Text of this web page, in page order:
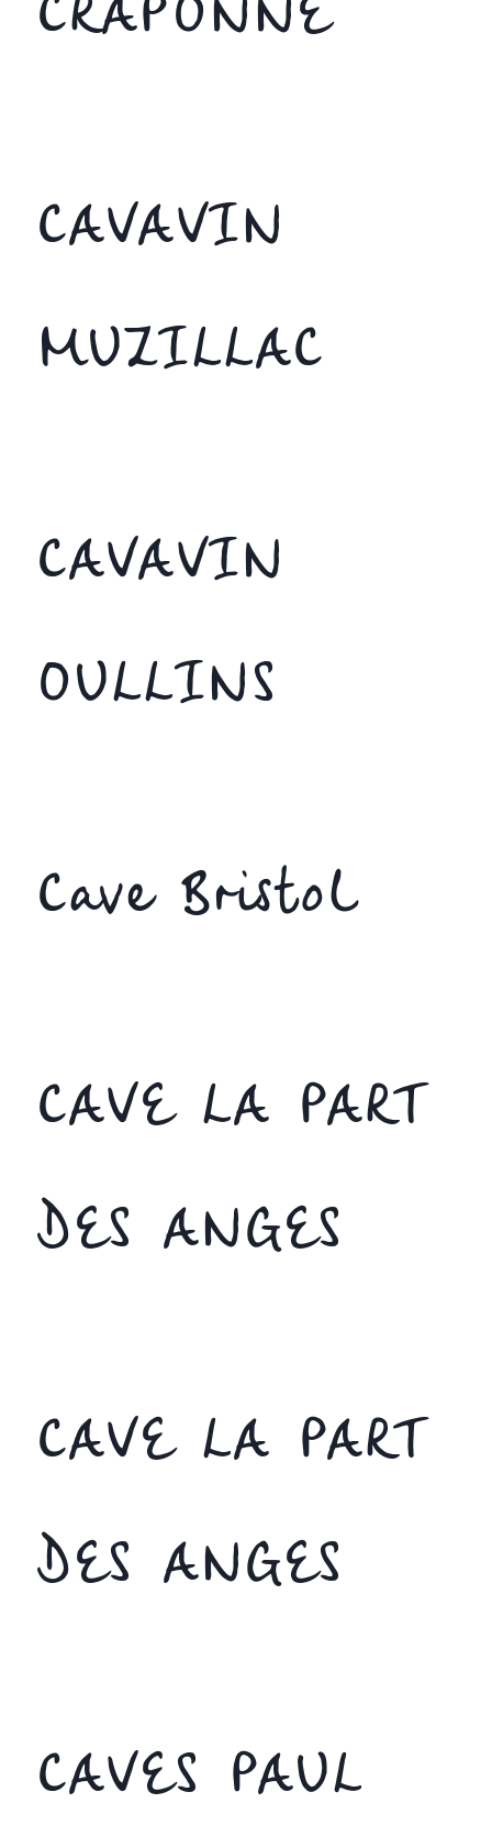
CAVAVIN
MUZILLAC
CAVAVIN
OULLINS
Cave Bristol
CAVE LA PART
DES ANGES
CAVE LA PART
DES ANGES
CAVES PAUL